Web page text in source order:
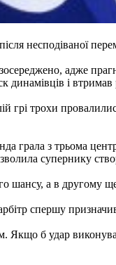
несподіваної
адже
і втримав
грі трохи
грала з трьома
супернику
а в другому
спершу
б удар